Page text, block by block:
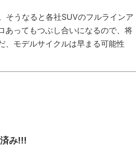
そうなると各社SUVのフルラインア
あってもつぶし合いになるので、将
、モデルサイクルは早まる可能性
み!!!